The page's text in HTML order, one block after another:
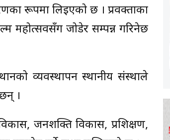
रूपमा लिइएको छ । प्रवक्ताका
महोत्सवसँग जोडेर सम्पन्न गरिनेछ
व्यवस्थापन स्थानीय संस्थाले
।
जनशक्ति विकास, प्रशिक्षण,